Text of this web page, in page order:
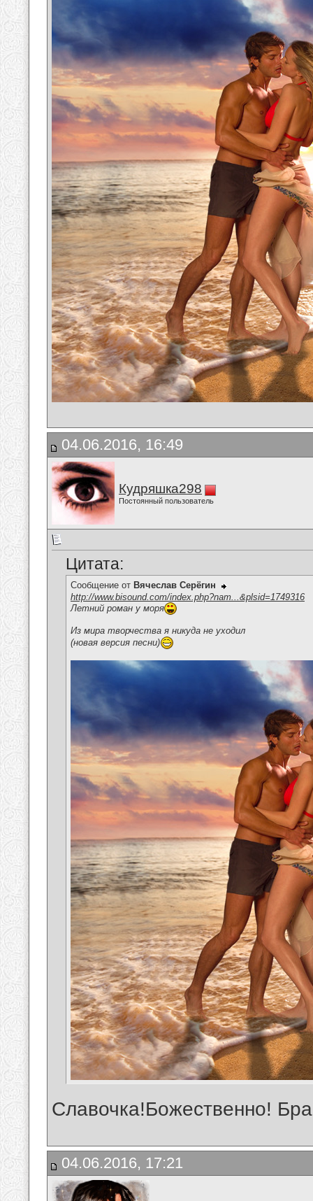
04.06.2016, 16:49
Кудряшка298
Постоянный пользователь
Цитата:
Сообщение от Вячеслав Серёгин
http://www.bisound.com/index.php?nam...&plsid=1749316
Летний роман у моря
Из мира творчества я никуда не уходил
(новая версия песни)
Славочка!Божественно!
04.06.2016, 17:21